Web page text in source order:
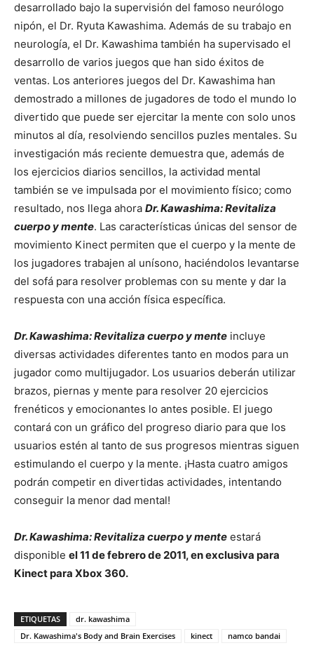
desarrollado bajo la supervisión del famoso neurólogo
nipón, el Dr. Ryuta Kawashima. Además de su trabajo en
neurología, el Dr. Kawashima también ha supervisado el
desarrollo de varios juegos que han sido éxitos de
ventas. Los anteriores juegos del Dr. Kawashima han
demostrado a millones de jugadores de todo el mundo lo
divertido que puede ser ejercitar la mente con solo unos
minutos al día, resolviendo sencillos puzles mentales. Su
investigación más reciente demuestra que, además de
los ejercicios diarios sencillos, la actividad mental
también se ve impulsada por el movimiento físico; como
resultado, nos llega ahora Dr. Kawashima:Revitaliza
cuerpo y mente. Las características únicas del sensor de
movimiento Kinect permiten que el cuerpo y la mente de
los jugadores trabajen al unísono, haciéndolos levantarse
del sofá para resolver problemas con su mente y dar la
respuesta con una acción física específica.
Dr. Kawashima:Revitaliza cuerpo y mente incluye
diversas actividades diferentes tanto en modos para un
jugador como multijugador. Los usuarios deberán utilizar
brazos, piernas y mente para resolver 20 ejercicios
frenéticos y emocionantes lo antes posible. El juego
contará con un gráfico del progreso diario para que los
usuarios estén al tanto de sus progresos mientras siguen
estimulando el cuerpo y la mente. ¡Hasta cuatro amigos
podrán competir en divertidas actividades, intentando
conseguir la menor dad mental!
Dr. Kawashima: Revitaliza cuerpo y mente estará
disponible el 11 de febrero de 2011, en exclusiva para
Kinect para Xbox 360.
ETIQUETAS
dr. kawashima
Dr. Kawashima's Body and Brain Exercises
kinect namco bandai